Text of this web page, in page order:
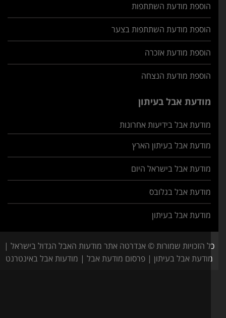
הוספת מודעת השתתפות
הוספת מודעת השתתפות בצער
הוספת מודעת אזכרה
הוספת מודעת הנצחה
מודעת אבל בעיתון
מודעת אבל בידיעות אחרונות
מודעת אבל בעיתון הארץ
מודעת אבל בישראל היום
מודעת אבל בגלובס
מודעת אבל בעיתון
הזכויות שמורות © אנדרטה אתר מודעות האבל הגדול בישראל |
אבל בעיתון | פרסום מודעת אבל | מודעות אבל באינטרנט